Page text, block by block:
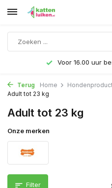
16.00 uur besteld, morgen in
Terug Home
Adult tot 23 kg
Adult tot 23 kg
Onze merken
Filter